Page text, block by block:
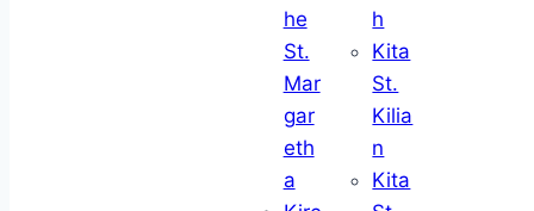
he
St.
Mar
gar
eth
a
h
Kita
St.
Kilia
n
Kita